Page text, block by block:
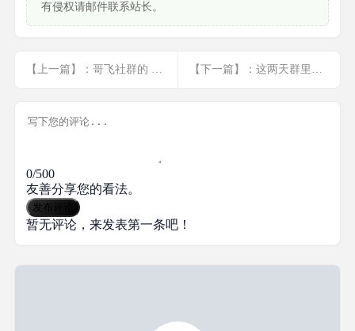
有侵权请邮件联系站长。
【上一篇】：哥飞社群的 40/20/40 时间分配法则 【下一篇】：这两天群里聊的几件事，放一起看其实很有意思
0/500
友善分享您的看法。
发布评论
暂无评论，来发表第一条吧！